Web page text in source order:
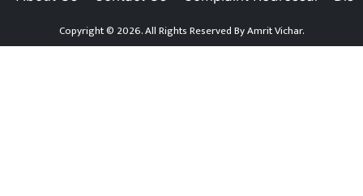
Copyright © 2026. All Rights Reserved ByAmrit Vichar.